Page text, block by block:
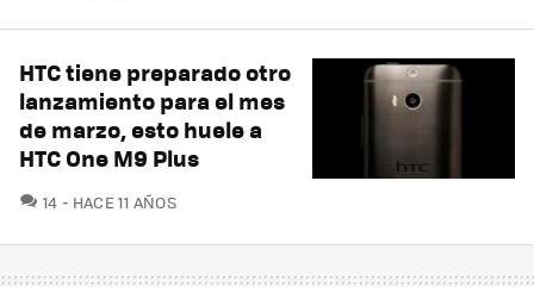
HTC tiene preparado otro
lanzamiento para el mes
de marzo, esto huele a
HTC One M9 Plus
14 COMENTARIOS
HACE 11 AÑOS